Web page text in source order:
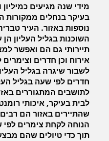
מידי שנה מגיעים
בעיקר בנחלים ממקורות
נוספות באזור. העיר
השוכנות בגליל העליון
תיירותי גם הם ואפשר
אירוח וכן חדרים
לשבור שיגרה בגליל
חדרים לפי שעה בגליל
לתושבים המתגוררים
לבית בעיקר, איכותי
שהתיירים באזור הם
הנוחה לקחת צימרים
תוך כדי טיולים שהם